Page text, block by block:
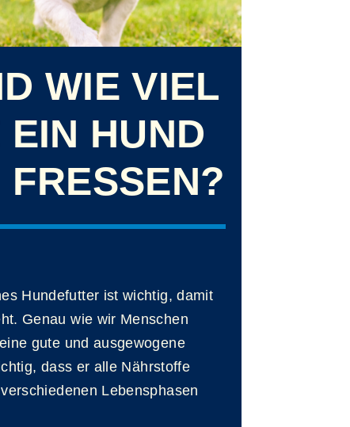
WIE VIEL
HUND
Hundefutter ist wichtig, damit
Genau wie wir Menschen
gute und ausgewogene
dass er alle Nährstoffe
Lebensphasen